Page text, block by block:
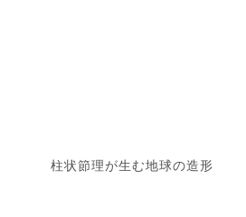
柱状節理が生む地球の造形